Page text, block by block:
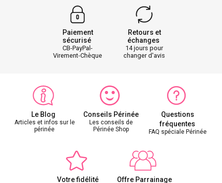
Paiement
sécurisé
CB-PayPal-
Virement-Chèque
Retours et
échanges
14 jours pour
changer d'avis
Le Blog
Articles et infos sur le
périnée
Conseils Périnée
Les conseils de
Périnée Shop
Questions
fréquentes
FAQ spéciale Périnée
Votre fidélité
Offre Parrainage